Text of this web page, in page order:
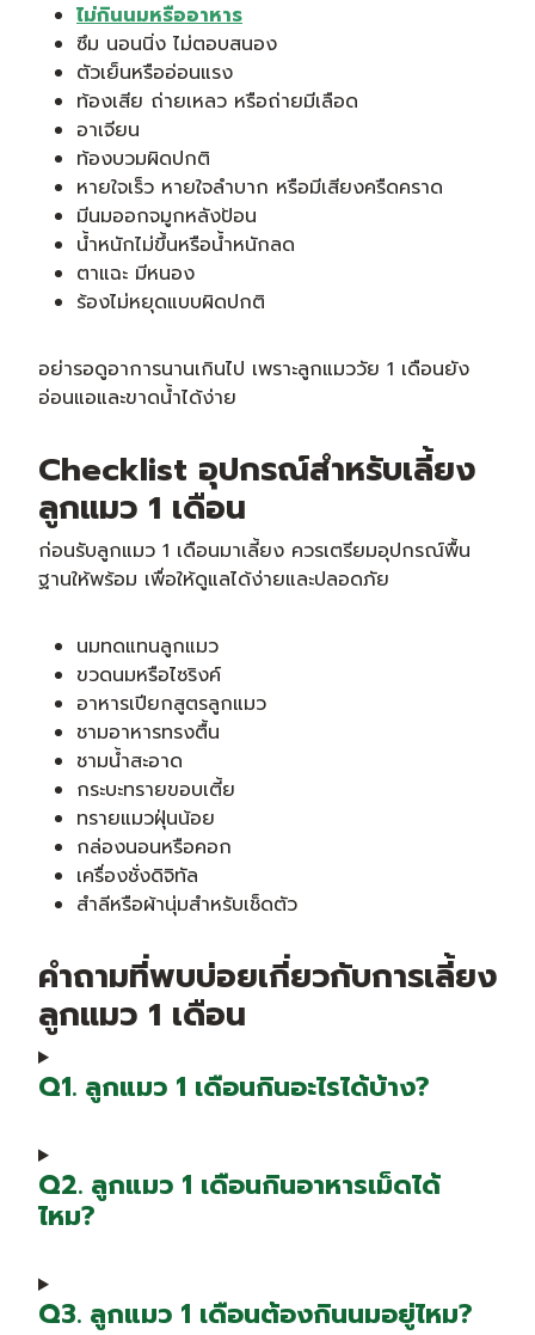
ไม่กินนมหรืออาหาร
ซึม นอนนิ่ง ไม่ตอบสนอง
ตัวเย็นหรืออ่อนแรง
ท้องเสีย ถ่ายเหลว หรือถ่ายมีเลือด
อาเจียน
ท้องบวมผิดปกติ
หายใจเร็ว หายใจลำบาก หรือมีเสียงครืดคราด
มีนมออกจมูกหลังป้อน
น้ำหนักไม่ขึ้นหรือน้ำหนักลด
ตาแฉะ มีหนอง
ร้องไม่หยุดแบบผิดปกติ
อย่ารอดูอาการนานเกินไป เพราะลูกแมววัย 1 เดือนยัง
อ่อนแอและขาดน้ำได้ง่าย
Checklist อุปกรณ์สำหรับเลี้ยง
ลูกแมว 1 เดือน
ก่อนรับลูกแมว 1 เดือนมาเลี้ยง ควรเตรียมอุปกรณ์พื้น
ฐานให้พร้อม เพื่อให้ดูแลได้ง่ายและปลอดภัย
นมทดแทนลูกแมว
ขวดนมหรือไซริงค์
อาหารเปียกสูตรลูกแมว
ชามอาหารทรงตื้น
ชามน้ำสะอาด
กระบะทรายขอบเตี้ย
ทรายแมวฝุ่นน้อย
กล่องนอนหรือคอก
เครื่องชั่งดิจิทัล
สำลีหรือผ้านุ่มสำหรับเช็ดตัว
คำถามที่พบบ่อยเกี่ยวกับการเลี้ยง
ลูกแมว 1 เดือน
Q1. ลูกแมว 1 เดือนกินอะไรได้บ้าง?
Q2. ลูกแมว 1 เดือนกินอาหารเม็ดได้
ไหม?
Q3. ลูกแมว 1 เดือนต้องกินนมอยู่ไหม?